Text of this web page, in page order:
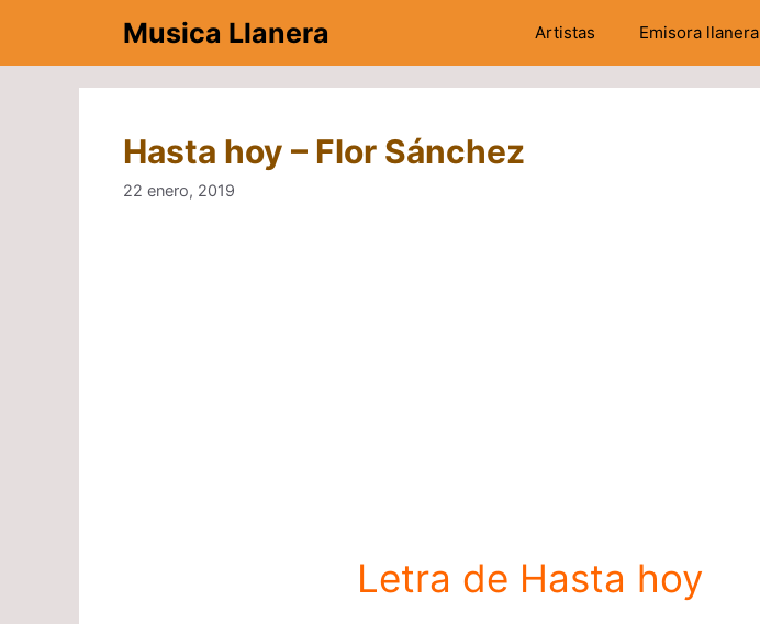
contenido
Musica Llanera Artistas Emisora llanera
Hasta hoy – Flor Sánchez
22 enero, 2019
Letra de Hasta hoy